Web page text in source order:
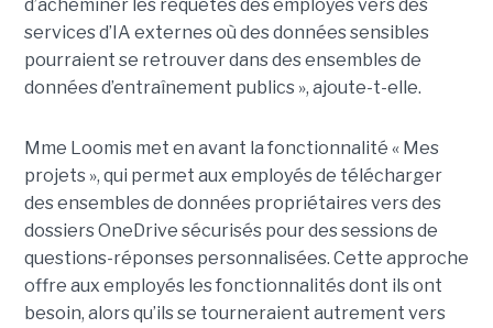
d’acheminer les requêtes des employés vers des
services d’IA externes où des données sensibles
pourraient se retrouver dans des ensembles de
données d’entraînement publics », ajoute-t-elle.
Mme Loomis met en avant la fonctionnalité « Mes
projets », qui permet aux employés de télécharger
des ensembles de données propriétaires vers des
dossiers OneDrive sécurisés pour des sessions de
questions-réponses personnalisées. Cette approche
offre aux employés les fonctionnalités dont ils ont
besoin, alors qu’ils se tourneraient autrement vers